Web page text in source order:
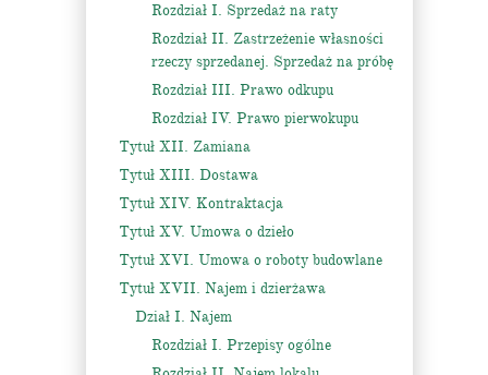
Rozdział I. Sprzedaż na raty
Rozdział II. Zastrzeżenie własności
rzeczy sprzedanej. Sprzedaż na próbę
Rozdział III. Prawo odkupu
Rozdział IV. Prawo pierwokupu
Tytuł XII. Zamiana
Tytuł XIII. Dostawa
Tytuł XIV. Kontraktacja
Tytuł XV. Umowa o dzieło
Tytuł XVI. Umowa o roboty budowlane
Tytuł XVII. Najem i dzierżawa
Dział I. Najem
Rozdział I. Przepisy ogólne